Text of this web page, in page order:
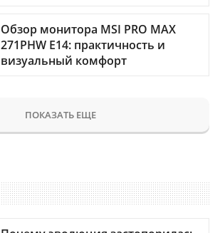
Обзор монитора MSI PRO MAX
271PHW E14: практичность и
визуальный комфорт
ПОКАЗАТЬ ЕЩЕ